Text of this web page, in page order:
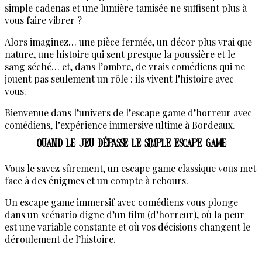
simple cadenas et une lumière tamisée ne suffisent plus à
vous faire vibrer ?
Alors imaginez… une pièce fermée, un décor plus vrai que
nature, une histoire qui sent presque la poussière et le
sang séché… et, dans l’ombre, de vrais comédiens qui ne
jouent pas seulement un rôle : ils vivent l’histoire avec
vous.
Bienvenue dans l’univers de l’escape game d’horreur avec
comédiens, l’expérience immersive ultime à Bordeaux.
Quand le jeu dépasse le simple escape game
Vous le savez sûrement, un escape game classique vous met
face à des énigmes et un compte à rebours.
Un escape game immersif avec comédiens vous plonge
dans un scénario digne d’un film (d’horreur), où la peur
est une variable constante et où vos décisions changent le
déroulement de l’histoire.